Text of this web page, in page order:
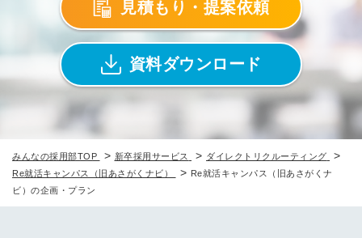
見積もり・提案依頼
資料ダウンロード
みんなの採用部TOP > 新卒採用サービス > ダイレクトリクルーティング >
Re就活キャンパス（旧あさがくナビ） > Re就活キャンパス（旧あさがくナ
ビ）の企画・プラン